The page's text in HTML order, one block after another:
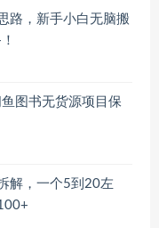
路，新手小白无脑搬
图书无货源项目保
解，一个5到20左